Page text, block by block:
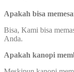
Apakah bisa
Bisa, Kami bisa
Anda.
Apakah kanopi